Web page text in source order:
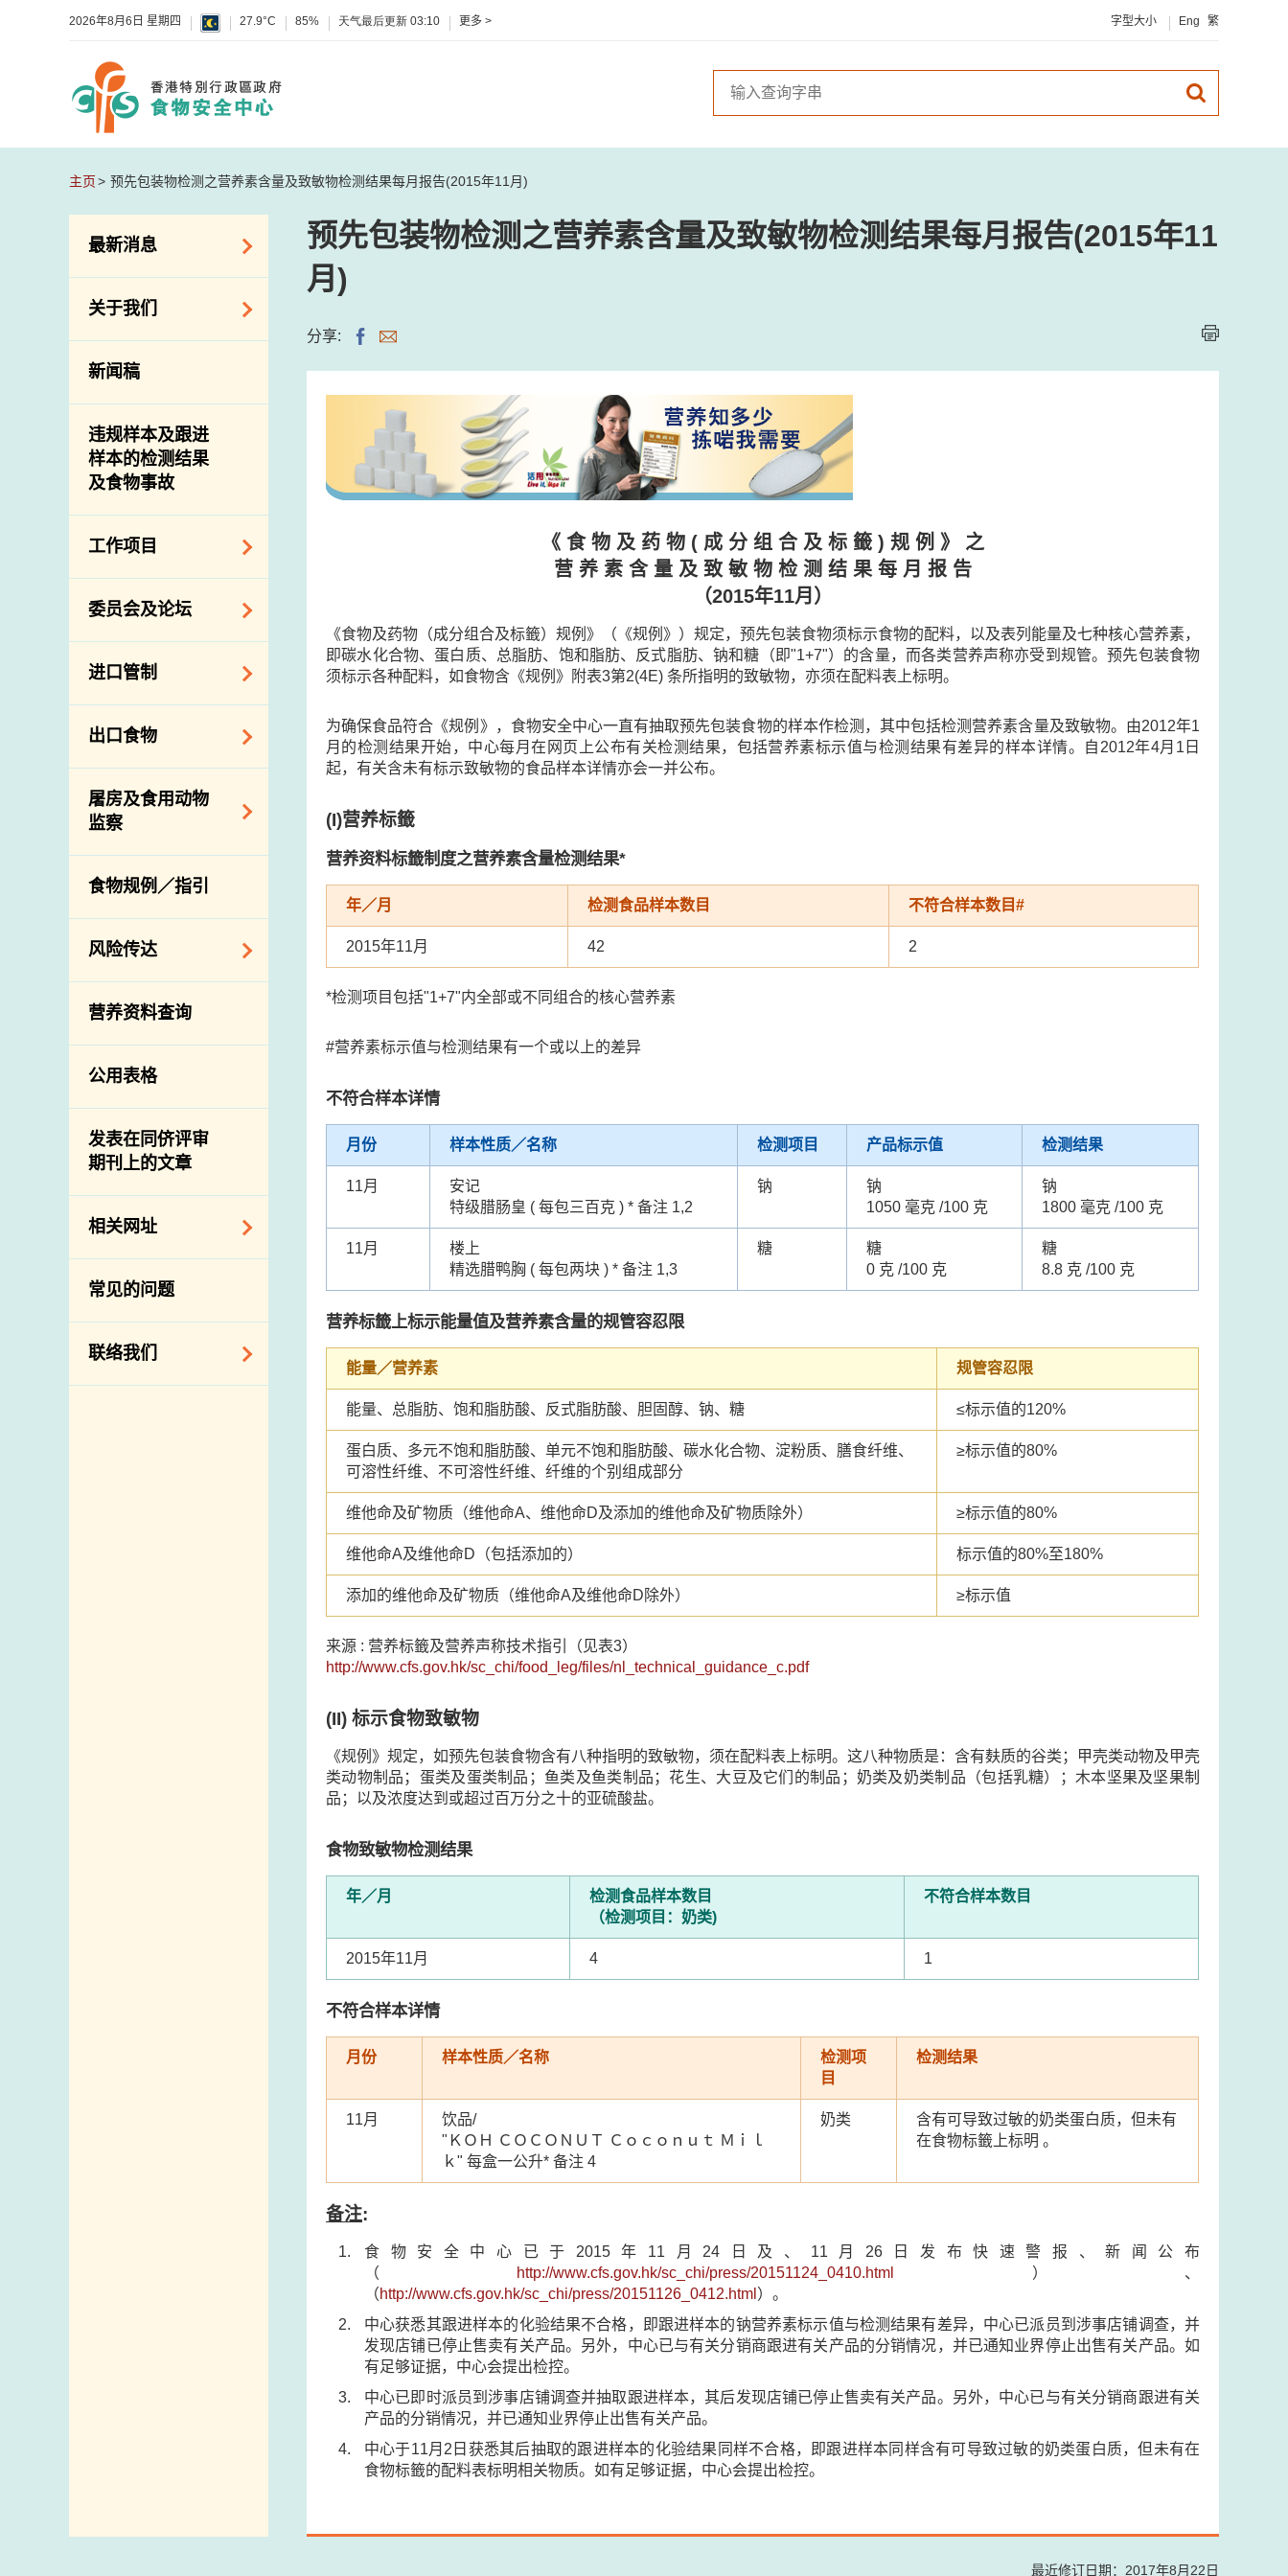
2026年8月6日 星期四 27.9°C 85% 天气最后更新 03:10 更多 > 字型大小 Eng 繁
主页 预先包装物检测之营养素含量及致敏物检测结果每月报告(2015年11月)
最新消息
食物警报 / 致敏物
警报
活动
关于我们
组织结构
介绍短片
新闻稿
违规样本及跟进
样本的检测结果
及食物事故
工作项目
降低膳食中的钠和
糖
食物安全重点控制
系统
基因改造食物
资料
食物安全之风险评
估
食物事故应变及管
理
食物消费量调查
总膳食研究
有机食物
高风险食物
抗菌素耐药性
委员会及论坛
食物安全专家委员
会
消费者联系小组
进口管制
食物进口商和食物
分销商登记制度
络内地有关当局
进口食物管制
口检验
出口食物
出口验证
出口食物往内地
出口商及业界的消
息
屠房及食用动物
监察
规管农业化学物及
兽医药物在食用动
物上的使用
屠房及疾病监测
宰前检验
宰后检验
结果
屠房及肉类检验
食物规例／指引
风险传达
主题项目
项目及活动
资讯平台
下载
公开比赛
营养资料查询
公用表格
发表在同侪评审
期刊上的文章
相关网址
相关政府部门／机
构
常见的问题
联络我们
预先包装物检测之营养素含量及致敏物检测结果每月报告(2015年11
月)
分享:
《 食 物 及 药 物 ( 成 分 组 合 及 标 籤 ) 规 例 》 之
营 养 素 含 量 及 致 敏 物 检 测 结 果 每 月 报 告
（2015年11月）
《食物及药物（成分组合及标籤）规例》（《规例》）规定，预先包装食物须标示食物的配料，以及表列能量及七种核心营养素，
即碳水化合物、蛋白质、总脂肪、饱和脂肪、反式脂肪、钠和糖（即"1+7"）的含量，而各类营养声称亦受到规管。预先包装食物
须标示各种配料，如食物含《规例》附表3第2(4E) 条所指明的致敏物，亦须在配料表上标明。
为确保食品符合《规例》，食物安全中心一直有抽取预先包装食物的样本作检测，其中包括检测营养素含量及致敏物。由2012年1
月的检测结果开始，中心每月在网页上公布有关检测结果，包括营养素标示值与检测结果有差异的样本详情。自2012年4月1日
起，有关含未有标示致敏物的食品样本详情亦会一并公布。
(I)营养标籤
营养资料标籤制度之营养素含量检测结果*
年／月 检测食品样本数目 不符合样本数目#
2015年11月 42 2
*检测项目包括"1+7"内全部或不同组合的核心营养素
#营养素标示值与检测结果有一个或以上的差异
不符合样本详情
月份 样本性质／名称 检测项目 产品标示值 检测结果
11月
安记
特级腊肠皇 ( 每包三百克 ) * 备注 1,2
钠
钠
1050 毫克 /100 克
钠
1800 毫克 /100 克
11月
楼上
精选腊鸭胸 ( 每包两块 ) * 备注 1,3
糖
糖
0 克 /100 克
糖
8.8 克 /100 克
营养标籤上标示能量值及营养素含量的规管容忍限
能量／营养素 规管容忍限
能量、总脂肪、饱和脂肪酸、反式脂肪酸、胆固醇、钠、糖 ≤标示值的120%
蛋白质、多元不饱和脂肪酸、单元不饱和脂肪酸、碳水化合物、淀粉质、膳食纤维、
可溶性纤维、不可溶性纤维、纤维的个别组成部分
≥标示值的80%
维他命及矿物质（维他命A、维他命D及添加的维他命及矿物质除外） ≥标示值的80%
维他命A及维他命D（包括添加的） 标示值的80%至180%
添加的维他命及矿物质（维他命A及维他命D除外） ≥标示值
来源 : 营养标籤及营养声称技术指引（见表3）
http://www.cfs.gov.hk/sc_chi/food_leg/files/nl_technical_guidance_c.pdf
(II) 标示食物致敏物
《规例》规定，如预先包装食物含有八种指明的致敏物，须在配料表上标明。这八种物质是：含有麸质的谷类；甲壳类动物及甲壳
类动物制品；蛋类及蛋类制品；鱼类及鱼类制品；花生、大豆及它们的制品；奶类及奶类制品（包括乳糖）；木本坚果及坚果制
品；以及浓度达到或超过百万分之十的亚硫酸盐。
食物致敏物检测结果
年／月
检测食品样本数目
（检测项目：奶类)
不符合样本数目
2015年11月 4 1
不符合样本详情
月份 样本性质／名称
检测项
目
检测结果
11月
饮品/
" ＫＯＨ ＣＯＣＯＮＵＴ Ｃｏｃｏｎｕｔ Ｍｉｌ
ｋ " 每盒一公升* 备注 4
奶类
含有可导致过敏的奶类蛋白质，但未有
在食物标籤上标明 。
备注:
食物安全中心已于2015年11月24日及、11月26日发布快速警报、新闻公布
（ http://www.cfs.gov.hk/sc_chi/press/20151124_0410.html
）、
（http://www.cfs.gov.hk/sc_chi/press/20151126_0412.html ）。
中心获悉其跟进样本的化验结果不合格，即跟进样本的钠营养素标示值与检测结果有差异，中心已派员到涉事店铺调查，并
发现店铺已停止售卖有关产品。另外，中心已与有关分销商跟进有关产品的分销情况，并已通知业界停止出售有关产品。如
有足够证据，中心会提出检控。
中心已即时派员到涉事店铺调查并抽取跟进样本，其后发现店铺已停止售卖有关产品。另外，中心已与有关分销商跟进有关
产品的分销情况，并已通知业界停止出售有关产品。
中心于11月2日获悉其后抽取的跟进样本的化验结果同样不合格，即跟进样本同样含有可导致过敏的奶类蛋白质，但未有在
食物标籤的配料表标明相关物质。如有足够证据，中心会提出检控。
最近修订日期：2017年8月22日